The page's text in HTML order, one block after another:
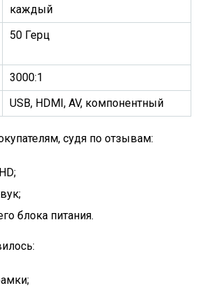
каждый
50 Герц
3000:1
USB, HDMI, AV, компонентный
судя по отзывам:
блока питания.